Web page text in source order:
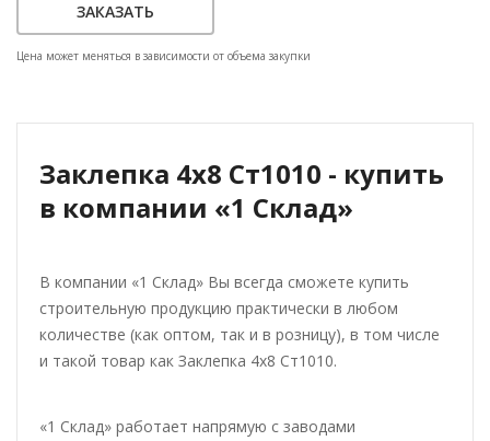
ЗАКАЗАТЬ
Цена может меняться в зависимости от объема закупки
Заклепка 4x8 Ст1010 - купить
в компании «1 Склад»
В компании «1 Склад» Вы всегда сможете купить
строительную продукцию практически в любом
количестве (как оптом, так и в розницу), в том числе
и такой товар как Заклепка 4x8 Ст1010.
«1 Склад» работает напрямую с заводами